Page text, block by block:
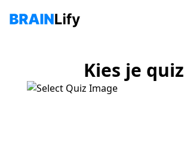
Kies je quiz